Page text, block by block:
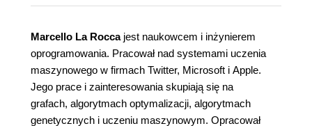
Marcello La Roccajest naukowcem i inżynierem
oprogramowania. Pracował nad systemami uczenia
maszynowego w firmach Twitter, Microsoft i Apple.
Jego prace i zainteresowania skupiają się na
grafach, algorytmach optymalizacji, algorytmach
genetycznych i uczeniu maszynowym. Opracował